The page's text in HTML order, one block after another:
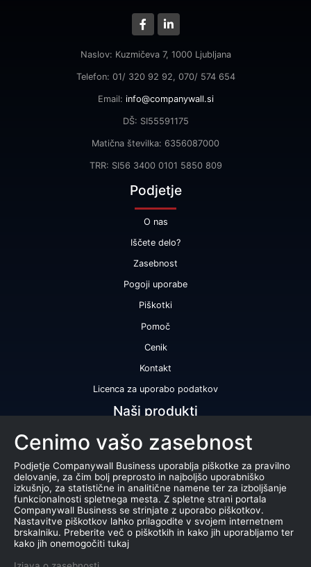
Naslov: Kuzmičeva 7, 1000 Ljubljana
Telefon: 01/ 320 92 92, 070/ 574 654
Email: info@companywall.si
DŠ: SI55591175
Matična številka: 6356087000
TRR: SI56 3400 0101 5850 809
Podjetje
O nas
Iščete delo?
Zasebnost
Pogoji uporabe
Piškotki
Pomoč
Cenik
Kontakt
Licenca za uporabo podatkov
Naši produkti
Bonitetna ocena
Bonitetno poročilo
Certifikat bonitetne odličnosti
Produkti
Sodelovanje z registrom AJPES
Cenimo vašo zasebnost
Podjetje Companywall Business uporablja piškotke za pravilno
delovanje, za čim bolj preprosto in najboljšo uporabniško
izkušnjo, za statistične in analitične namene ter za izboljšanje
funkcionalnosti spletnega mesta. Z spletne strani portala
Companywall Business se strinjate z uporabo piškotkov.
Nastavitve piškotkov lahko prilagodite v svojem internetnem
brskalniku. Preberite več o piškotkih in kako jih uporabljamo ter
kako jih onemogočiti tukaj